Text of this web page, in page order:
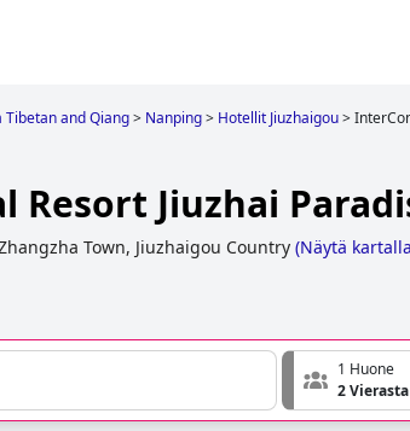
Tibetan and Qiang> Nanping> Hotellit Jiuzhaigou>
Jiuzhai
Town, Jiuzhaigou Country (Näytä kartalla
1 Huone
2 Vierasta